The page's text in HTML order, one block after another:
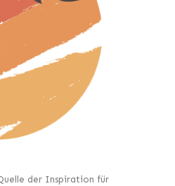
der Inspiration für